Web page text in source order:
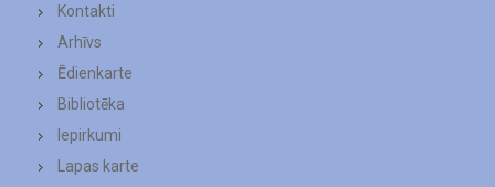
Kontakti
Arhīvs
Ēdienkarte
Bibliotēka
Iepirkumi
Lapas karte